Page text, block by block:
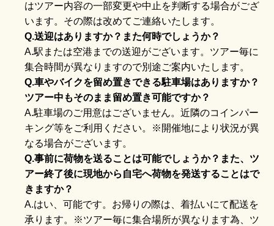
はツアー内容の一部変更や中止を判断する場合がござ
います。その際は改めてご連絡いたします。
Q.送迎はありますか？また何時でしょうか？
A.駅または空港までの送迎がございます。ツアー毎に
集合時間が異なりますので別途ご案内いたします。
Q.車やバイクを留め置きできる駐車場はありますか？
ツアー中もそのまま留め置き可能ですか？
A.駐車場のご用意はございません。近隣のコインパー
キング等をご利用ください。※開催地により状況が異
なる場合がございます。
Q.事前に荷物を送ることは可能でしょうか？また、ツ
アー終了後に現地から自宅へ荷物を発送することはで
きますか？
A.はい、可能です。お帰りの際は、着払いにて配送を
承ります。※ツアー毎に集合場所が異なります為、ツ